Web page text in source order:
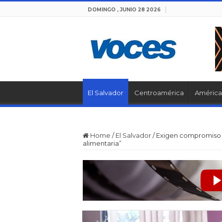
DOMINGO , JUNIO 28 2026
El Salvador Centroamérica
Home / El Salvador/ Exigen
alimentaria”